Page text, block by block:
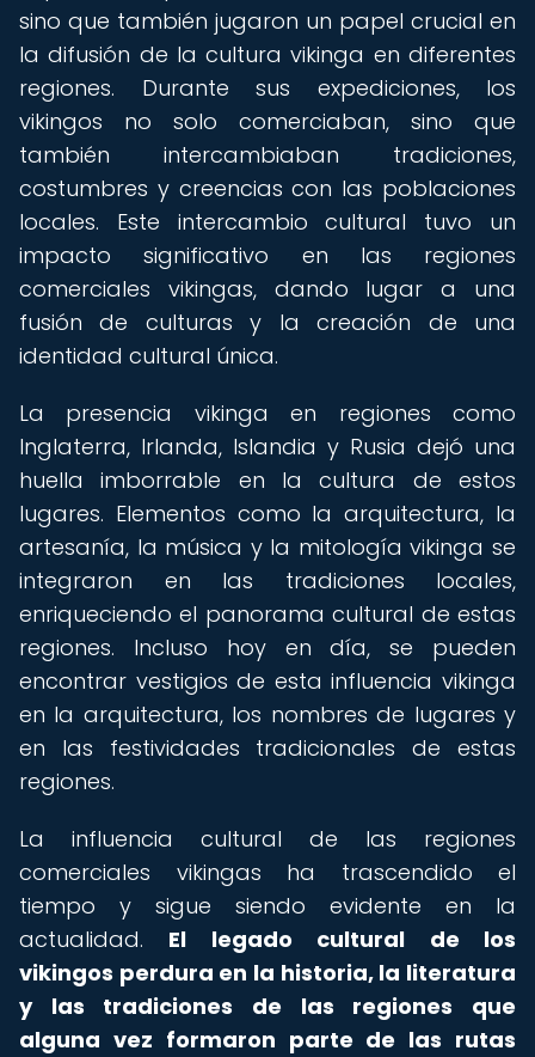
sino que también jugaron un papel crucial en
la difusión de la cultura vikinga en diferentes
regiones. Durante sus expediciones, los
vikingos no solo comerciaban, sino que
también intercambiaban tradiciones,
costumbres y creencias con las poblaciones
locales. Este intercambio cultural tuvo un
impacto significativo en las regiones
comerciales vikingas, dando lugar a una
fusión de culturas y la creación de una
identidad cultural única.
La presencia vikinga en regiones como
Inglaterra, Irlanda, Islandia y Rusia dejó una
huella imborrable en la cultura de estos
lugares. Elementos como la arquitectura, la
artesanía, la música y la mitología vikinga se
integraron en las tradiciones locales,
enriqueciendo el panorama cultural de estas
regiones. Incluso hoy en día, se pueden
encontrar vestigios de esta influencia vikinga
en la arquitectura, los nombres de lugares y
en las festividades tradicionales de estas
regiones.
La influencia cultural de las regiones
comerciales vikingas ha trascendido el
tiempo y sigue siendo evidente en la
actualidad. El legado cultural de los
vikingos perdura en la historia, la literatura
y las tradiciones de las regiones que
alguna vez formaron parte de las rutas